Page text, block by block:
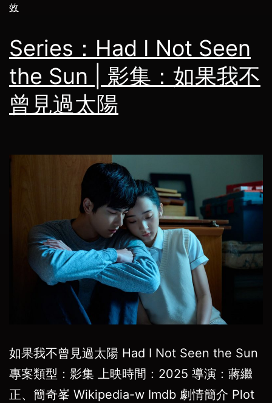
效
Series：Had I Not Seen
the Sun | 影集：如果我不
曾見過太陽
如果我不曾見過太陽 Had I Not Seen the Sun
專案類型：影集 上映時間：2025 導演：蔣繼
正、簡奇峯 Wikipedia-w Imdb 劇情簡介 Plot